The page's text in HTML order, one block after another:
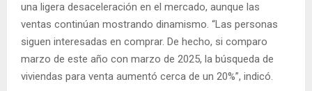
una ligera desaceleración en el mercado, aunque las
ventas continúan mostrando dinamismo. “Las personas
siguen interesadas en comprar. De hecho, si comparo
marzo de este año con marzo de 2025, la búsqueda de
viviendas para venta aumentó cerca de un 20%”, indicó.